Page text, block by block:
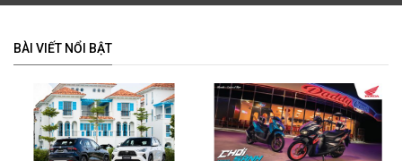
BÀI VIẾT NỔI BẬT